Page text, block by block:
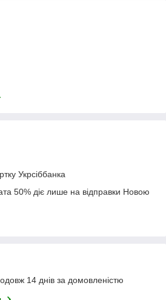
Укрсіббанка
50% діє лише на відправки Новою
14 днів за домовленістю